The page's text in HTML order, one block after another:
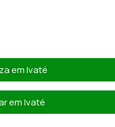
em Ivaté
em Ivaté